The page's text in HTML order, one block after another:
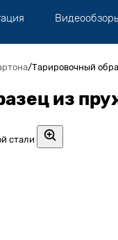
/Тарировочный
из